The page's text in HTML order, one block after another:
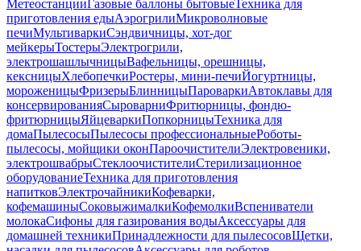
МетеостанцииГазовые баллоны бытовыеТехника для
приготовления едыАэрогрилиМикроволновые
печиМультиваркиСэндвичницы, хот-дог
мейкерыТостерыЭлектрогрили,
электрошашлычницыВафельницы, орешницы,
кексницыХлебопечкиРостеры, мини-печиЙогуртницы,
мороженицыФризерыБлинницыПароваркиАвтоклавы для
консервированияСыроварниФритюрницы, фондю-
фритюрницыЯйцеваркиПопкорницыТехника для
домаПылесосыПылесосы профессиональныеРоботы-
пылесосы, мойщики оконПароочистителиЭлектровеники,
электрошвабрыСтеклоочистителиСтерилизационное
оборудованиеТехника для приготовления
напитковЭлектрочайникиКофеварки,
кофемашиныСоковыжималкиКофемолкиВспениватели
молокаСифоны для газирования водыАксессуары для
домашней техникиПринадлежности для пылесосовЩетки,